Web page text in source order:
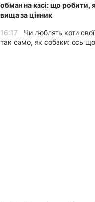
обман на касі: що робити,
вища за цінник
16:17
Чи люблять коти
так само, як собаки: ось